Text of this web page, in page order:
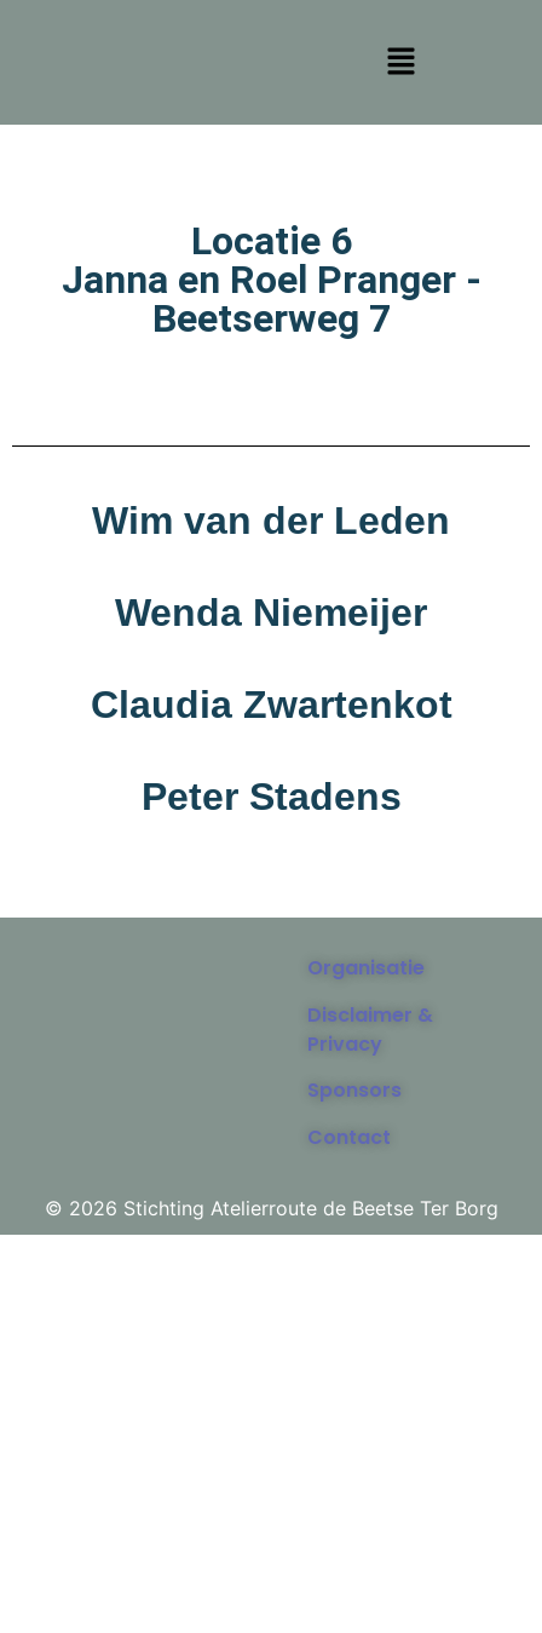
Locatie 6
Janna en Roel Pranger -
Beetserweg 7
Wim van der Leden
Wenda Niemeijer
Claudia Zwartenkot
Peter Stadens
© 2026 Stichting Atelierroute de Beetse Ter Borg
Organisatie
Disclaimer &
Privacy
Sponsors
Contact